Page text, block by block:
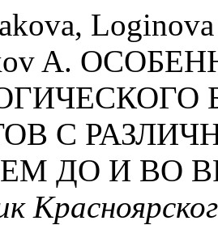
A.
С
ДО И ВО